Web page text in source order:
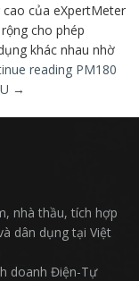
của eXpertMeter
cho phép
khác nhau nhờ
reading PM180
→
nhà thầu, tích hợp
dân dụng tại Việt
doanh Điện-Tự